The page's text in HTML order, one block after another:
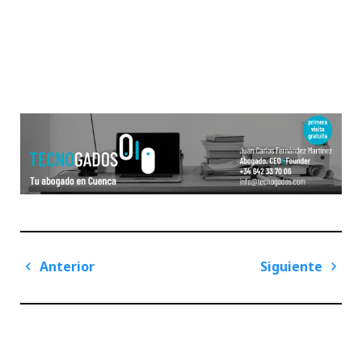
Navegación
entradas
Anterior
Siguiente